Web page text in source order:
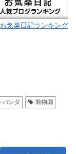
お気楽日記ランキング
パンダ
動物園